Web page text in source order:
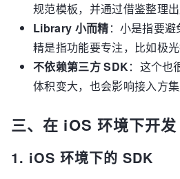
规范模板，并通过借鉴整理
Library 小而精：小是指要
精是指功能要专注，比如极
不依赖第三方 SDK：这个也
体积变大，也会影响接入方
三、在 iOS 环境下开
1. iOS 环境下的 SDK